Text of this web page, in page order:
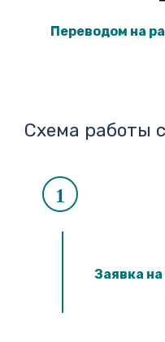
Переводом на
Схема работы
1
Заявка